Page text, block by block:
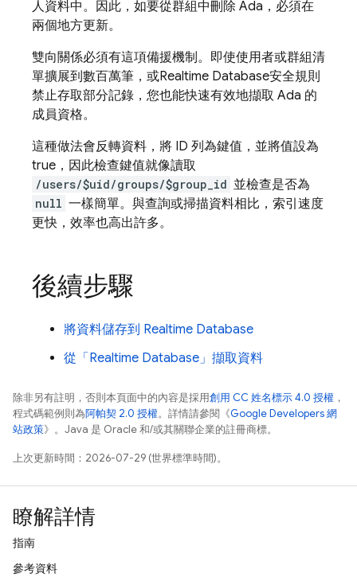
人資料中。因此，如要從群組中刪除 Ada，必須在
兩個地方更新。
雙向關係必須有這項備援機制。即使使用者或群組清
單擴展到數百萬筆，或Realtime Database安全規則
禁止存取部分記錄，您也能快速有效地擷取 Ada 的
成員資格。
這種做法會反轉資料，將 ID 列為鍵值，並將值設為
true，因此檢查鍵值就像讀取
/users/$uid/groups/$group_id 並檢查是否為
null 一樣簡單。與查詢或掃描資料相比，索引速度
更快，效率也高出許多。
後續步驟
將資料儲存到 Realtime Database
從「 Realtime Database」擷取資料
除非另有註明，否則本頁面中的內容是採用創用 CC 姓名標示 4.0 授權 ，
程式碼範例則為阿帕契 2.0 授權。詳情請參閱《Google Developers 網
站政策》。Java 是 Oracle 和/或其關聯企業的註冊商標。
上次更新時間：2026-07-29 (世界標準時間)。
瞭解詳情
指南
參考資料